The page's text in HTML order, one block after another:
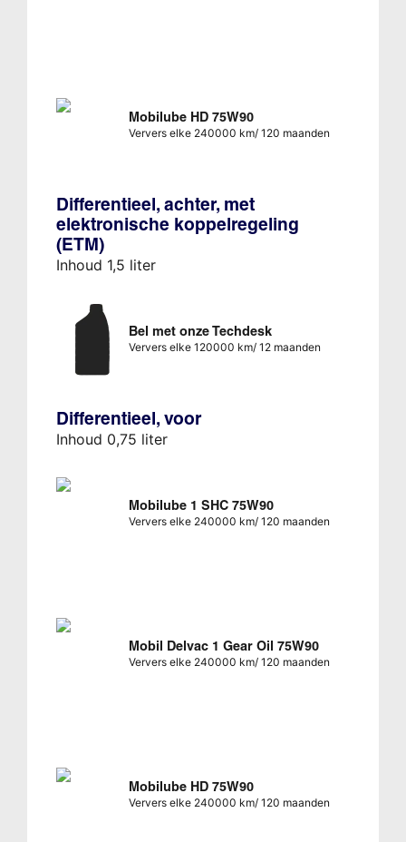
Mobilube HD 75W90
Ververs elke 240000 km/ 120 maanden
Differentieel, achter, met
elektronische koppelregeling
(ETM)
Inhoud 1,5 liter
Bel met onze Techdesk
Ververs elke 120000 km/ 12 maanden
Differentieel, voor
Inhoud 0,75 liter
Mobilube 1 SHC 75W90
Ververs elke 240000 km/ 120 maanden
Mobil Delvac 1 Gear Oil 75W90
Ververs elke 240000 km/ 120 maanden
Mobilube HD 75W90
Ververs elke 240000 km/ 120 maanden